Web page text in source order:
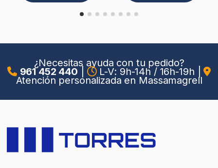
¿Necesitas ayuda con tu pedido?
961 452 440 L-V: 9h-14h / 16h-19h
Atención personalizada en Massamagrell